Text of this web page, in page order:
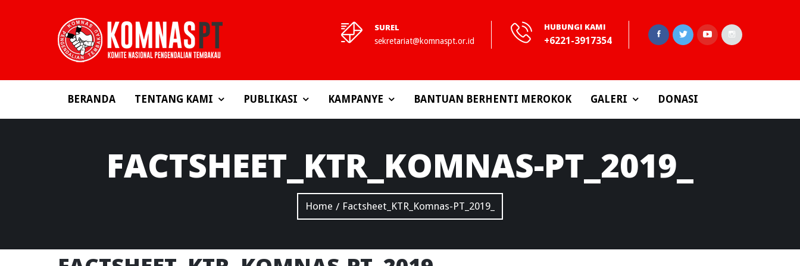
SUREL
sekretariat@komnaspt.or.id
HUBUNGI KAMI
+6221-3917354
BERANDA TENTANG KAMI PUBLIKASI KAMPANYE BANTUAN BERHENTI MEROKOK GALERI DONASI
FACTSHEET_KTR_KOMNAS-PT_2019_
Home / Factsheet_KTR_Komnas-PT_2019_